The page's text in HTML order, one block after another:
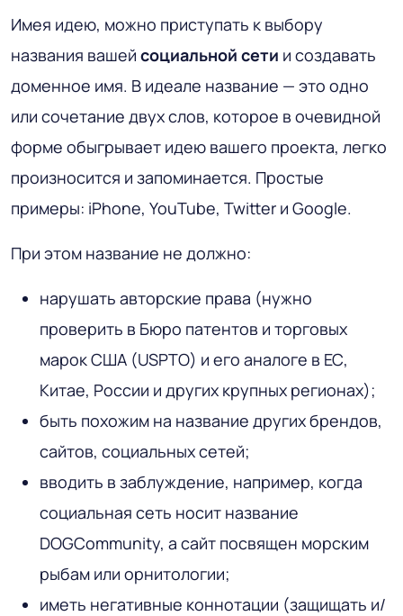
Имея идею, можно приступать к выбору
названия вашей социальной сети и создавать
доменное имя. В идеале название — это одно
или сочетание двух слов, которое в очевидной
форме обыгрывает идею вашего проекта, легко
произносится и запоминается. Простые
примеры: iPhone, YouTube, Twitter и Google.
При этом название не должно:
нарушать авторские права (нужно
проверить в Бюро патентов и торговых
марок США (USPTO) и его аналоге в ЕС,
Китае, России и других крупных регионах);
быть похожим на название других брендов,
сайтов, социальных сетей;
вводить в заблуждение, например, когда
социальная сеть носит название
DOGCommunity, а сайт посвящен морским
рыбам или орнитологии;
иметь негативные коннотации (защищать и/